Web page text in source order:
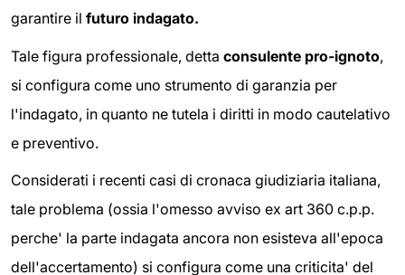
garantire il futuro indagato.
Tale figura professionale, detta consulente pro-ignoto,
si configura come uno strumento di garanzia per
l'indagato, in quanto ne tutela i diritti in modo cautelativo
e preventivo.
Considerati i recenti casi di cronaca giudiziaria italiana,
tale problema (ossia l'omesso avviso ex art 360 c.p.p.
perche' la parte indagata ancora non esisteva all'epoca
dell'accertamento) si configura come una criticita' del